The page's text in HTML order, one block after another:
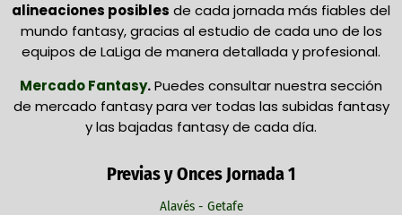
alineaciones posibles de cada jornada más fiables del
mundo fantasy, gracias al estudio de cada uno de los
equipos de LaLiga de manera detallada y profesional.
Mercado Fantasy.Puedes consultar nuestra sección
de mercado fantasy para ver todas las subidas fantasy
y las bajadas fantasy de cada día.
Previas y Onces Jornada 1
Alavés - Getafe